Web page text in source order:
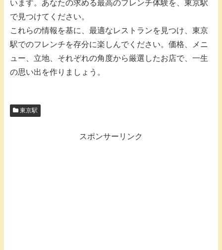
います。あなたの求める最高のフレンチ体験を、東京駅
で見つけてください。
これらの情報を基に、最適なレストランを見つけ、東京
駅でのフレンチを存分に楽しんでください。価格、メニ
ュー、立地、それぞれの角度から厳選したお店で、一生
の思い出を作りましょう。
東京駅
スポンサーリンク